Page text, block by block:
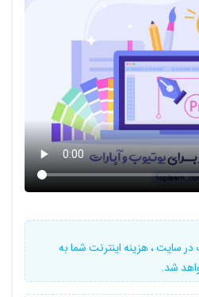
سایت ، هزینه اینترنت شما به
شد.